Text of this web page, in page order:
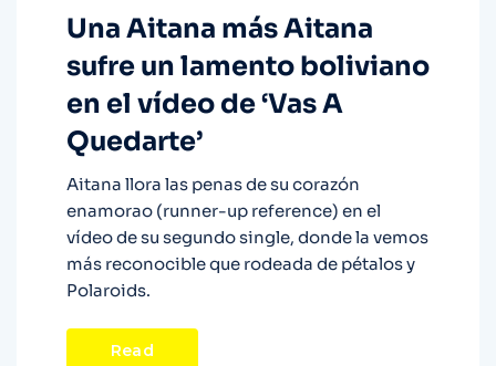
Una Aitana más Aitana
sufre un lamento boliviano
en el vídeo de ‘Vas A
Quedarte’
Aitana llora las penas de su corazón
enamorao (runner-up reference) en el
vídeo de su segundo single, donde la vemos
más reconocible que rodeada de pétalos y
Polaroids.
Read